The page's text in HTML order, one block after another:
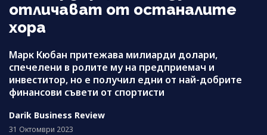
отличават от останалите
хора
Марк Кюбан притежава милиарди долари,
спечелени в ролите му на предприемач и
инвеститор, но е получил едни от най-добрите
финансови съвети от спортисти
Darik Business Review
31 Октомври 2023